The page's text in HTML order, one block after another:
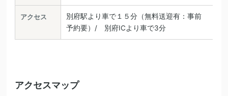
アクセス
別府駅より車で１５分（無料送迎有：事前
予約要）/ 別府ICより車で3分
アクセスマップ